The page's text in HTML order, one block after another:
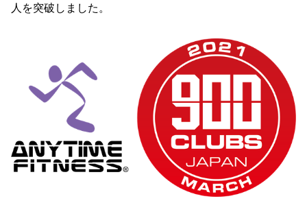
人を突破しました。